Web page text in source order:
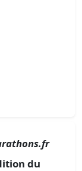
du